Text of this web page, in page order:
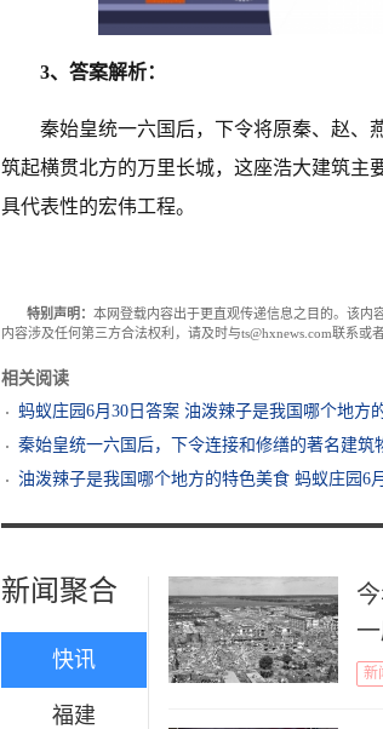
3、答案解析：
秦始皇统一六国后，下令将原秦、赵、
筑起横贯北方的万里长城，这座浩大建筑主
具代表性的宏伟工程。
特别声明： 本网登载内容出于更直观传递信息之目的。该内
内容涉及任何第三方合法权利，请及时与ts@hxnews.com联系或
相关阅读
蚂蚁庄园6月30日答案 油泼辣子是我国哪个地方
秦始皇统一六国后，下令连接和修缮的著名建筑
油泼辣子是我国哪个地方的特色美食 蚂蚁庄园6
新闻聚合
快讯
福建
新